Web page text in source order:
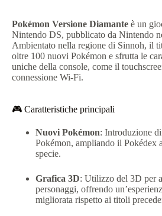
Pokémon Versione Diamante è un
Nintendo DS, pubblicato da Nintendo
Ambientato nella regione di Sinnoh, il
oltre 100 nuovi Pokémon e sfrutta le
uniche della console, come il
connessione Wi-Fi.
🎮 Caratteristiche principali
Nuovi Pokémon: Introduzione
Pokémon, ampliando il Pokédex
specie.
Grafica 3D: Utilizzo del 3D per
personaggi, offrendo
migliorata rispetto ai titoli